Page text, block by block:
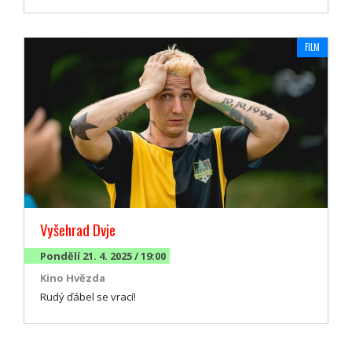
FILM
Vyšehrad Dvje
Pondělí 21. 4. 2025 / 19:00
Kino Hvězda
Rudý ďábel se vrací!